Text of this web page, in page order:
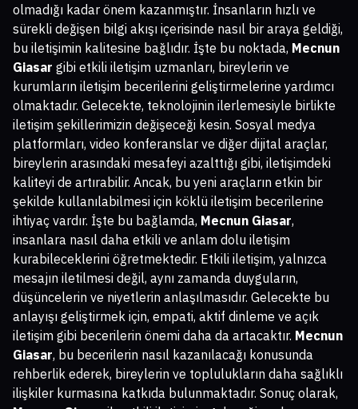
olmadığı kadar önem kazanmıştır. İnsanların hızlı ve
sürekli değişen bilgi akışı içerisinde nasıl bir araya geldiği,
bu iletişimin kalitesine bağlıdır. İşte bu noktada, Mecnun
Giasar gibi etkili iletişim uzmanları, bireylerin ve
kurumların iletişim becerilerini geliştirmelerine yardımcı
olmaktadır. Gelecekte, teknolojinin ilerlemesiyle birlikte
iletişim şekillerimizin değişeceği kesin. Sosyal medya
platformları, video konferanslar ve diğer dijital araçlar,
bireylerin arasındaki mesafeyi azalttığı gibi, iletişimdeki
kaliteyi de artırabilir. Ancak, bu yeni araçların etkin bir
şekilde kullanılabilmesi için köklü iletişim becerilerine
ihtiyaç vardır. İşte bu bağlamda, Mecnun Giasar,
insanlara nasıl daha etkili ve anlam dolu iletişim
kurabileceklerini öğretmektedir. Etkili iletişim, yalnızca
mesajın iletilmesi değil, aynı zamanda duyguların,
düşüncelerin ve niyetlerin anlaşılmasıdır. Gelecekte bu
anlayışı geliştirmek için, empati, aktif dinleme ve açık
iletişim gibi becerilerin önemi daha da artacaktır. Mecnun
Giasar, bu becerilerin nasıl kazanılacağı konusunda
rehberlik ederek, bireylerin ve toplulukların daha sağlıklı
ilişkiler kurmasına katkıda bulunmaktadır. Sonuç olarak,